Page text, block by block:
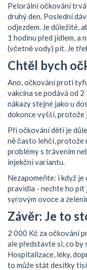
Pelorální očkování trvá
druhý den. Poslední
odjezdem. Je důležité,
1 hodinu před jídlem, a
(včetně vody) pít. Je
Chtěl bych
Ano, očkování proti
vakcína se podává od
nákazy stejné jako u
dokonce vyšší, protože
Při očkování dětí je
ně často lehčí, protože
problémy s trávením
injekční variantu.
Nezapomeňte: i když
pravidla - nechte ho pít
syrovým ovoce a
Závěr: Je to
2 000 Kč za očkování
ale představte si, co
Hospitalizace, léky,
to může stát desítky